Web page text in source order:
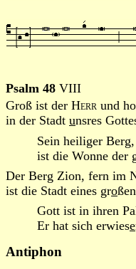
Psalm 48 VIII
Groß ist der Herr und
in der Stadt unsres
Sein heiliger
ist die Wonne der
Der Berg Zion, fern im
ist die Stadt eines gro
Gott ist in ihren
Er hat sich erwiese
Antiphon